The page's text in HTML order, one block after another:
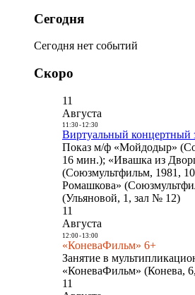
Сегодня
Сегодня нет событий
Скоро
11
Августа
11:30- 12:30
Виртуальный концертный
Показ м/ф «Мойдодыр»
16 мин.); «Ивашка из
(Союзмультфильм, 1981,
Ромашкова»
(Ульяновой, 1, зал № 12)
11
Августа
12:00- 13:00
«КоневаФильм» 6+
Занятие в
«КоневаФильм» (Конева,
11